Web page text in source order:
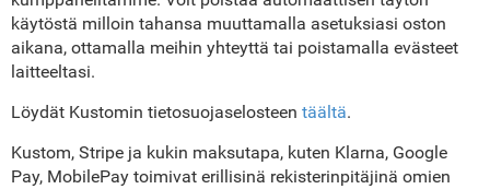
käytöstä milloin tahansa muuttamalla asetuksiasi oston
aikana, ottamalla meihin yhteyttä tai poistamalla evästeet
laitteeltasi.
Löydät Kustomin tietosuojaselosteen täältä.
Kustom, Stripe ja kukin maksutapa, kuten Klarna, Google
Pay, MobilePay toimivat erillisinä rekisterinpitäjinä omien